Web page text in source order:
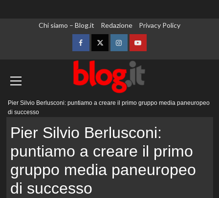
Chi siamo – Blog.it Redazione Privacy Policy
FacebookTwitterInstagramYouTube
principale
Pier Silvio Berlusconi: puntiamo a creare il primo gruppo media paneuropeo
di successo
Pier Silvio Berlusconi:
puntiamo a creare il primo
gruppo media paneuropeo
di successo